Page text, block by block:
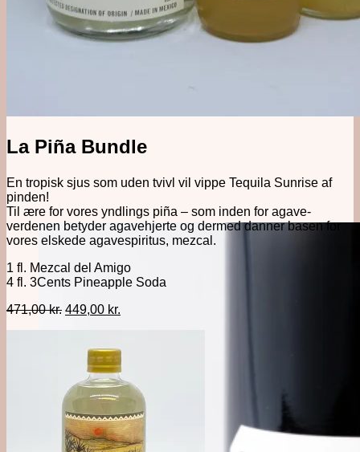
Bargrej & Bitters
Glas & Kopper
Merchandise
#1 Brands
La Piña Bundle
En tropisk sjus som uden tvivl vil vippe Tequila Sunrise af
pinden!
Til ære for vores yndlings piña – som inden for agave-
verdenen betyder agavehjerte og dermed danner basen for
vores elskede agavespiritus, mezcal.
1 fl. Mezcal del Amigo
4 fl. 3Cents Pineapple Soda
471,00kr. Den
471,00 kr..
449,00 kr.
er:
449,00 kr..